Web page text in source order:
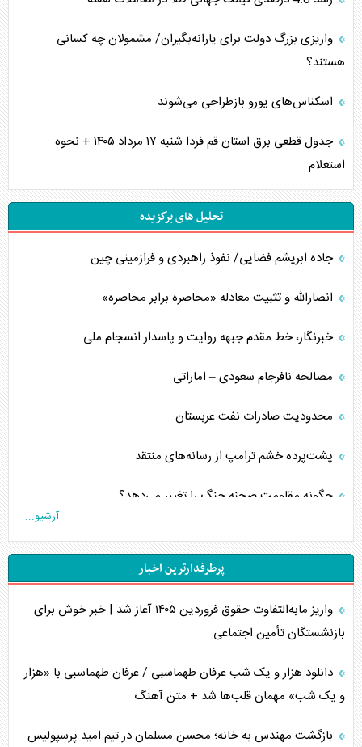
واریزی بزرگ دولت برای یارانه‌بگیران/ مشمولان چه کسانی
هستند؟
اسکناس‌های یورو بازطراحی می‌شوند
جدول قطعی برق استان قم فردا شنبه ۱۷ مرداد ۱۴۰۵ + نحوه
استعلام
تحلیل های برگزیده
جاده ابریشم فضایی/ نفوذ راهبردی و فرازمینی چین
انصارالله و تثبیت معادله «محاصره برابر محاصره»
خبرنگار، خط مقدم جبهه روایت و پاسدار انسجام ملی
مصالحه نافرجام سعودی – اماراتی
محدودیت صادرات نفت عربستان
پشت‌پرده خشم ترامپ از رسانه‌های منتقد
چگونه مقاومت صحنه جنگ را تغییر می‌دهد؟
تحلیل جامع پدیده تراستی‌ها
تأثیر جنگ ایران و آمریکا بر اقتصاد جهانی
اربعین، کابوس مشترک تل‌آویو-واشنگتن
برنامه هفتم توسعه در نقطه کور سیاستگذاری
آرشیو...
پرطرفدارترین اخبار
واریز مابه‌التفاوت حقوق فروردین ۱۴۰۵ آغاز شد | خبر خوش برای
بازنشستگان تأمین اجتماعی
دانلود هزار و یک شب عرفان طهماسبی / عرفان طهماسبی با «هزار
و یک شب» مهمان قلب‌ها شد + متن آهنگ
بازگشت مهندس به خانه؛ محسن مسلمان در تیم امید پرسپولیس